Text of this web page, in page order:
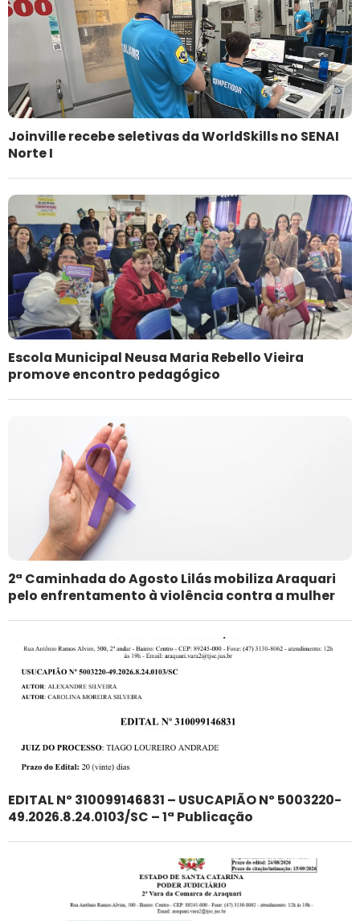
Joinville recebe seletivas da WorldSkills no SENAI
Norte I
Escola Municipal Neusa Maria Rebello Vieira
promove encontro pedagógico
2ª Caminhada do Agosto Lilás mobiliza Araquari
pelo enfrentamento à violência contra a mulher
EDITAL Nº 310099146831 – USUCAPIÃO Nº 5003220-
49.2026.8.24.0103/SC – 1ª Publicação